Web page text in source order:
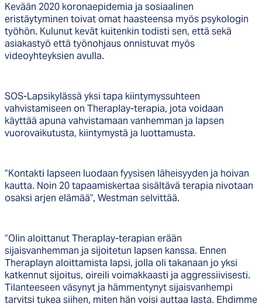
Kevään 2020 koronaepidemia ja sosiaalinen
eristäytyminen toivat omat haasteensa myös psykologin
työhön. Kulunut kevät kuitenkin todisti sen, että sekä
asiakastyö että työnohjaus onnistuvat myös
videoyhteyksien avulla.
SOS-Lapsikylässä yksi tapa kiintymyssuhteen
vahvistamiseen on Theraplay-terapia, jota voidaan
käyttää apuna vahvistamaan vanhemman ja lapsen
vuorovaikutusta, kiintymystä ja luottamusta.
”Kontakti lapseen luodaan fyysisen läheisyyden ja hoivan
kautta. Noin 20 tapaamiskertaa sisältävä terapia nivotaan
osaksi arjen elämää”, Westman selvittää.
”Olin aloittanut Theraplay-terapian erään
sijaisvanhemman ja sijoitetun lapsen kanssa. Ennen
Theraplayn aloittamista lapsi, jolla oli takanaan jo yksi
katkennut sijoitus, oireili voimakkaasti ja aggressiivisesti.
Tilanteeseen väsynyt ja hämmentynyt sijaisvanhempi
tarvitsi tukea siihen, miten hän voisi auttaa lasta. Ehdimme